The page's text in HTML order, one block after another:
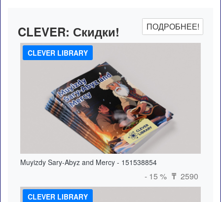
CLEVER: Скидки! ПОДРОБНЕЕ!
CLEVER LIBRARY
Muyizdy Sary-Abyz and Mercy - 151538854
- 15 % ₸ 2590
CLEVER LIBRARY